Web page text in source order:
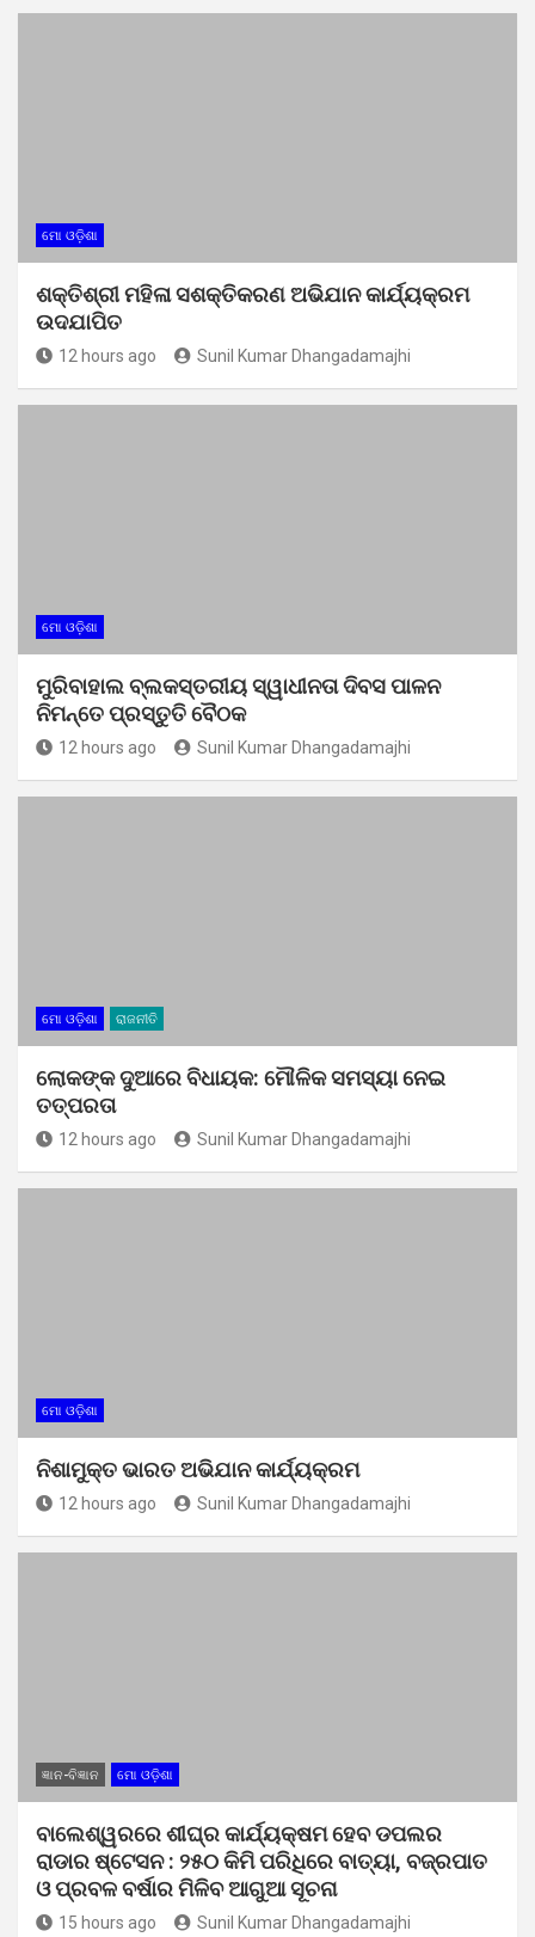
ମୋ ଓଡ଼ିଶା
ଶକ୍ତିଶ୍ରୀ ମହିଳା ସଶକ୍ତିକରଣ ଅଭିଯାନ କାର୍ଯ୍ୟକ୍ରମ
ଉଦଯାପିତ
12 hours ago Sunil Kumar Dhangadamajhi
ମୋ ଓଡ଼ିଶା
ମୁରିବାହାଲ ବ୍ଲକସ୍ତରୀୟ ସ୍ୱାଧୀନତା ଦିବସ ପାଳନ
ନିମନ୍ତେ ପ୍ରସ୍ତୁତି ବୈଠକ
12 hours ago Sunil Kumar Dhangadamajhi
ମୋ ଓଡ଼ିଶା ରାଜନୀତି
ଲୋକଙ୍କ ଦୁଆରେ ବିଧାୟକ: ମୌଳିକ ସମସ୍ୟା ନେଇ
ତତ୍ପରତା
12 hours ago Sunil Kumar Dhangadamajhi
ମୋ ଓଡ଼ିଶା
ନିଶାମୁକ୍ତ ଭାରତ ଅଭିଯାନ କାର୍ଯ୍ୟକ୍ରମ
12 hours ago Sunil Kumar Dhangadamajhi
ଜ୍ଞାନ-ବିଜ୍ଞାନ ମୋ ଓଡ଼ିଶା
ବାଲେଶ୍ୱରରେ ଶୀଘ୍ର କାର୍ଯ୍ୟକ୍ଷମ ହେବ ଡପଲର
ରାଡାର ଷ୍ଟେସନ : ୨୫୦ କିମି ପରିଧିରେ ବାତ୍ୟା, ବଜ୍ରପାତ
ଓ ପ୍ରବଳ ବର୍ଷାର ମିଳିବ ଆଗୁଆ ସୂଚନା
15 hours ago Sunil Kumar Dhangadamajhi